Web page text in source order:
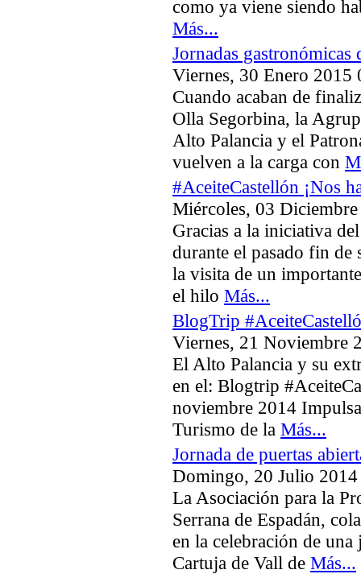
como ya viene siendo
Más...
Jornadas
Viernes, 30 Enero 2015
Cuando acaban de
Olla Segorbina, la
Alto Palancia y el
vuelven a la carga con
#AceiteCastellón ¡Nos
Miércoles, 03
Gracias a la iniciativa
durante el pasado fin de
la visita de un
el hilo Más...
BlogTrip
Viernes, 21 Noviembre
El Alto Palancia y su
en el: Blogtrip
noviembre 2014
Turismo de la Más...
Jornada de puertas
Domingo, 20 Julio
La Asociación para la
Serrana de Espadán,
en la celebración de una
Cartuja de Vall de Más...